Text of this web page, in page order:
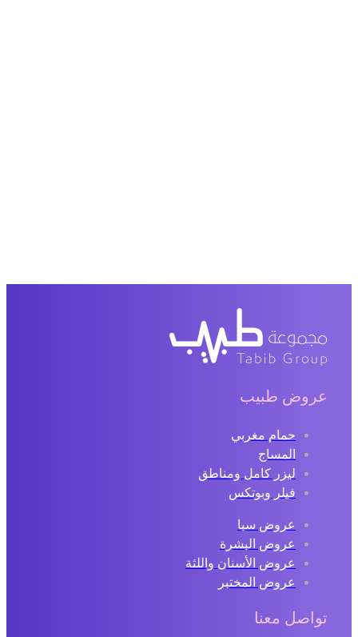
عروض طبيب
حمام مغربي
المساج
ليزر كامل ومناطق
فيلر وبوتكس
عروض سبا
عروض البشرة
عروض الأسنان واللثة
عروض المختبر
تواصل معنا